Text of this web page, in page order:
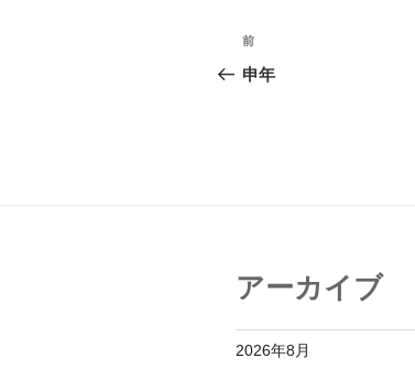
投
稿
シ
ョ
ン
前
の
前
申年
アーカイブ
2026年8月